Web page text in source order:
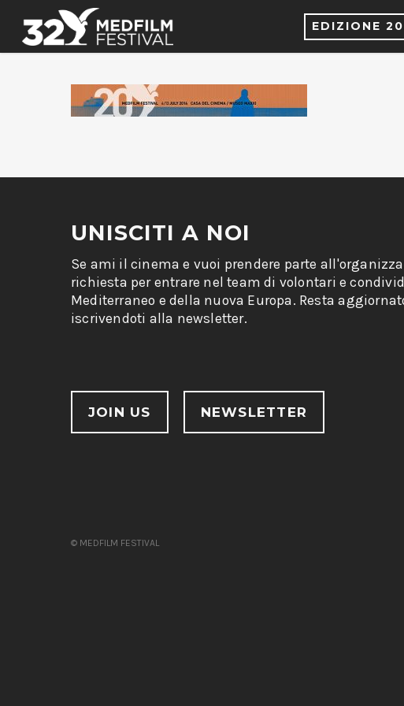
EDIZIONE
UNISCITI A NOI
Se ami il cinema e vuoi prendere parte
richiesta per entrare nel team di volontari e
Mediterraneo e della nuova Europa. Resta
iscrivendoti alla newsletter.
JOIN US NEWSLETTER
© MEDFILM FESTIVAL